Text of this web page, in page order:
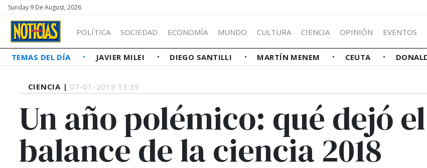
Sunday 9 De August, 2026
POLÍTICA SOCIEDAD ECONOMÍA MUNDO CULTURA CIENCIA OPINIÓN EVENTOS
TEMAS DEL DÍA JAVIER MILEI DIEGO SANTILLI MARTÍN MENEM CEUTA
CIENCIA | 07-01-2019 13:39
Un año polémico: qué dejó el
balance de la ciencia 2018